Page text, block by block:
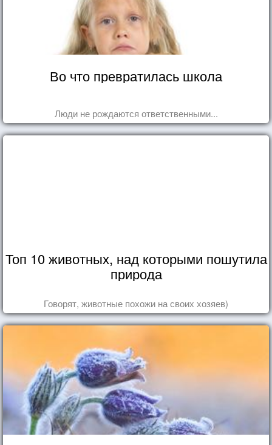
Во что превратилась школа
Люди не рождаются ответственными...
Топ 10 животных, над которыми пошутила
природа
Говорят, животные похожи на своих хозяев)